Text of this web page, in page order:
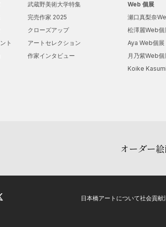
ト
武蔵野美術大学特集
完売作家 2025
クローズアップ
アートセレクション
作家インタビュー
Web 個展
瀬口真梨奈
松澤麗Web個
Aya Web個展
月乃紫Web個
Koike
オーダー絵
日本橋アートについて社会貢献